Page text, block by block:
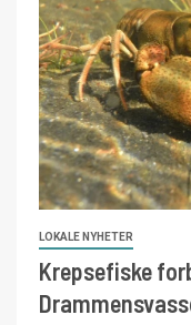
LOKALE NYHETER
Krepsefiske